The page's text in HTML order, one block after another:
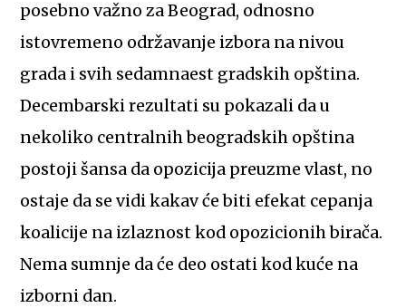
posebno važno za Beograd, odnosno
istovremeno održavanje izbora na nivou
grada i svih sedamnaest gradskih opština.
Decembarski rezultati su pokazali da u
nekoliko centralnih beogradskih opština
postoji šansa da opozicija preuzme vlast, no
ostaje da se vidi kakav će biti efekat cepanja
koalicije na izlaznost kod opozicionih birača.
Nema sumnje da će deo ostati kod kuće na
izborni dan.